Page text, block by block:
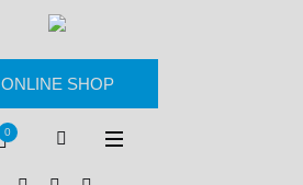
ONLINE SHOP
0